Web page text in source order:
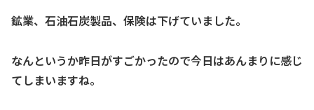
鉱業、石油石炭製品、保険は下げていました。
なんというか昨日がすごかったので今日はあんまりに感じ
てしまいますね。